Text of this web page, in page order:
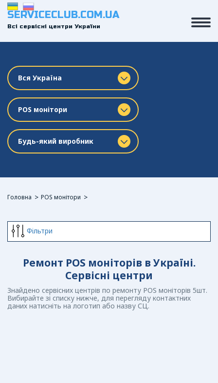
SERVICECLUB.COM.UA
Всі сервісні центри України
Вся Україна
POS монітори
Будь-який виробник
Головна POS монітори
Фiльтри
Ремонт POS моніторів в Україні.
Сервісні центри
Знайдено сервісних центрів по ремонту POS моніторів 5шт.
Вибирайте зі списку нижче, для перегляду контактних
даних натисніть на логотип або назву СЦ.